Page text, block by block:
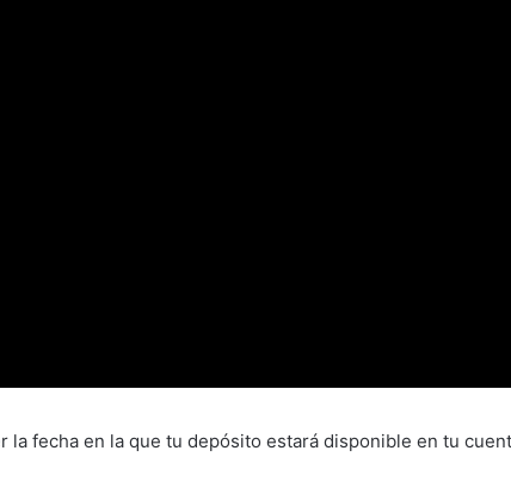
fecha en la que tu depósito estará disponible en tu